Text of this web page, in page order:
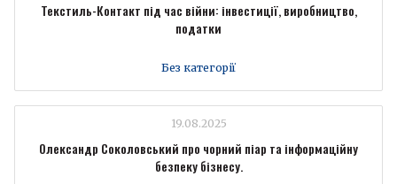
Текстиль-Контакт під час війни: інвестиції, виробництво,
податки
Без категорії
19.08.2025
Олександр Соколовський про чорний піар та інформаційну
безпеку бізнесу.